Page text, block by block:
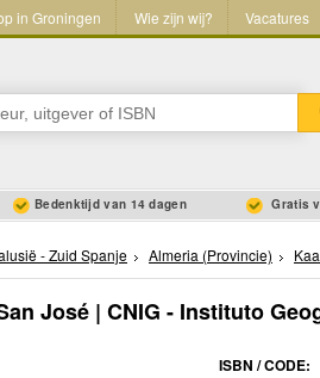
in Groningen Wie zijn wij? Vacatures
Bedenktijd van 14 dagen Gratis
- Zuid Spanje Almeria (Provincie)
José | CNIG - Instituto
ISBN / CODE: